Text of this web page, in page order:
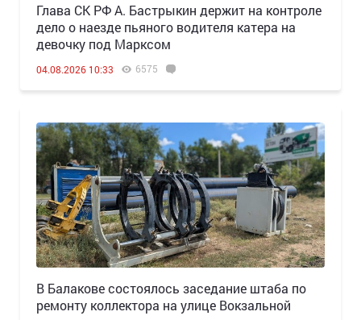
Глава СК РФ А. Бастрыкин держит на контроле
дело о наезде пьяного водителя катера на
девочку под Марксом
04.08.2026 10:33 6575
В Балакове состоялось заседание штаба по
ремонту коллектора на улице Вокзальной